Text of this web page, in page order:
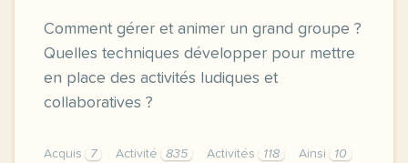
Comment gérer et animer un grand groupe ?
Quelles techniques développer pour mettre
en place des activités ludiques et
collaboratives ?
Acquis 7 Activité 835 Activités 118 Ainsi
10